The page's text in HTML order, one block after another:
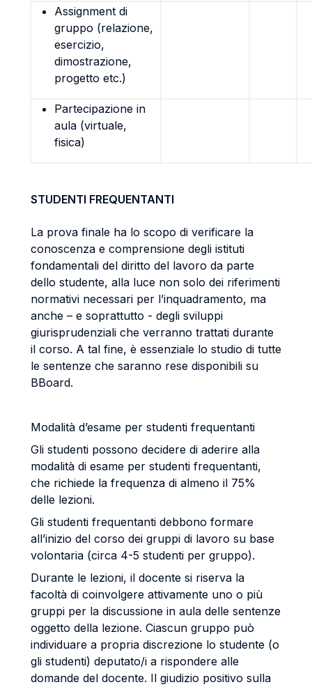
Assignment di
gruppo (relazione,
esercizio,
dimostrazione,
progetto etc.)
Partecipazione in
aula (virtuale,
fisica)
STUDENTI FREQUENTANTI
La prova finale ha lo scopo di verificare la
conoscenza e comprensione degli istituti
fondamentali del diritto del lavoro da parte
dello studente, alla luce non solo dei riferimenti
normativi necessari per l’inquadramento, ma
anche – e soprattutto - degli sviluppi
giurisprudenziali che verranno trattati durante
il corso. A tal fine, è essenziale lo studio di tutte
le sentenze che saranno rese disponibili su
BBoard.
Modalità d’esame per studenti frequentanti
Gli studenti possono decidere di aderire alla
modalità di esame per studenti frequentanti,
che richiede la frequenza di almeno il 75%
delle lezioni.
Gli studenti frequentanti debbono formare
all’inizio del corso dei gruppi di lavoro su base
volontaria (circa 4-5 studenti per gruppo).
Durante le lezioni, il docente si riserva la
facoltà di coinvolgere attivamente uno o più
gruppi per la discussione in aula delle sentenze
oggetto della lezione. Ciascun gruppo può
individuare a propria discrezione lo studente (o
gli studenti) deputato/i a rispondere alle
domande del docente. Il giudizio positivo sulla